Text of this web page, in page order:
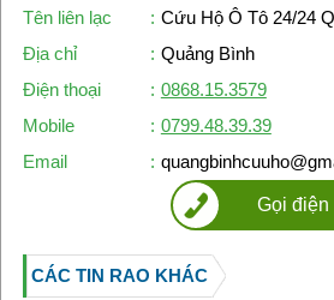
Tên liên lạc
: Cứu Hộ Ô Tô 24/24
Địa chỉ
: Quảng Bình
Điện thoại
: 0868.15.3579
Mobile
: 0799.48.39.39
Email
:
Gọi điện
CÁC TIN RAO KHÁC